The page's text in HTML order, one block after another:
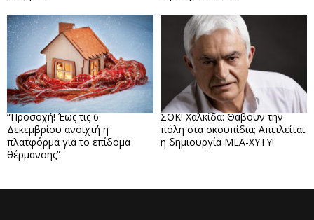
“Προσοχή! Έως τις 6
Δεκεμβρίου ανοιχτή η
πλατφόρμα για το επίδομα
θέρμανσης”
ΣΟΚ! Χαλκίδα: Θάβουν την
πόλη στα σκουπίδια; Απειλείται
η δημιουργία ΜΕΑ-ΧΥΤΥ!